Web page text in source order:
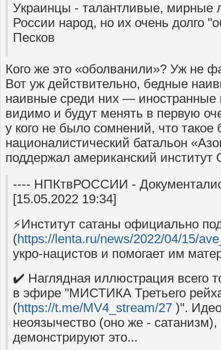
Украинцы - талантливые, мирные
России народ, но их очень долго
Песков
Кого же это «оболванили»? Уж не
Вот уж действительно, бедные
наивные среди них — иностранные
видимо и будут менять в первую
у кого не было сомнений, что такое
националистический батальон
поддержал американский институт
---- НПКтвРОССИИ -
[15.05.2022 19:34]
⚡️Институт сатаны официально
(https://lenta.ru/news/2022/04/15/
укро-нацистов и помогает им
✔️ Наглядная иллюстрация всего
в эфире "МИСТИКА Третьего
(https://t.me/MV4_stream/27 )".
неоязычество (оно же - сатанизм),
демонстрируют это...